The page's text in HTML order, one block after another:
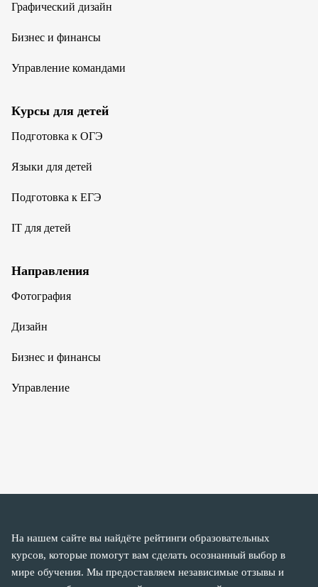
Графический дизайн
Бизнес и финансы
Управление командами
Курсы для детей
Подготовка к ОГЭ
Языки для детей
Подготовка к ЕГЭ
IT для детей
Направления
Фотография
Дизайн
Бизнес и финансы
Управление
На нашем сайте вы найдёте рейтинги образовательных
курсов, которые помогут вам сделать осознанный выбор в
мире обучения. Мы предоставляем независимые отзывы и